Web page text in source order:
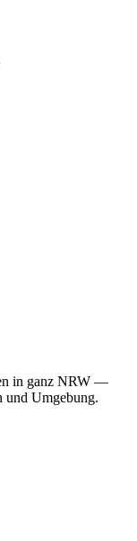
in ganz NRW —
und Umgebung.